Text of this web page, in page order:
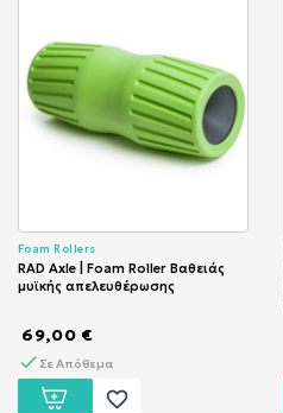
Foam Rollers
RAD Axle | Foam Roller Βαθειάς
μυϊκής απελευθέρωσης
69,00 €
Σε Απόθεμα
favorite_border